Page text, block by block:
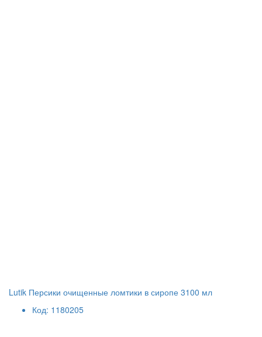
Lutik Персики очищенные ломтики в сиропе 3100 мл
Код: 1180205